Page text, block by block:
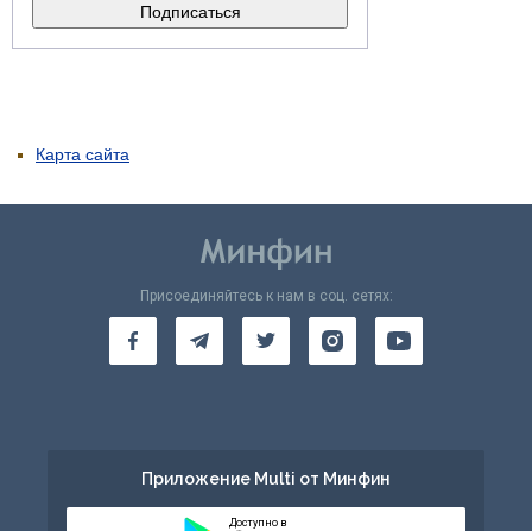
Карта сайта
Присоединяйтесь к нам в соц. сетях:
Приложение Multi от Минфин
Доступно в